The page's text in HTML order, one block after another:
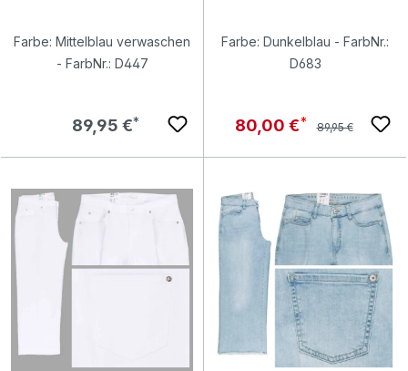
Farbe: Mittelblau verwaschen
- FarbNr.: D447
Regulärer Preis:
89,95 €
Farbe: Dunkelblau - FarbNr.:
D683
Verkaufspreis:
80,00 € Regulärer Preis:
89,95 €